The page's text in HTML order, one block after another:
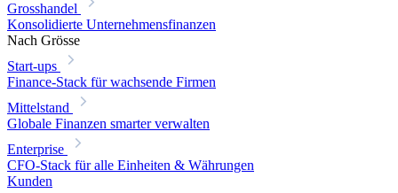
Grosshandel
Konsolidierte Unternehmensfinanzen
Nach Grösse
Start-ups
Finance-Stack für wachsende Firmen
Mittelstand
Globale Finanzen smarter verwalten
Enterprise
CFO-Stack für alle Einheiten & Währungen
Kunden